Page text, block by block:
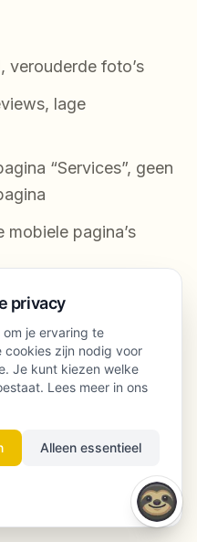
verouderde foto’s
lage
“Services”, geen
mobiele pagina’s
diensten
met tracking
privacy
je ervaring te
cookies zijn nodig voor
Je kunt kiezen welke
Lees meer in ons
Alleen essentieel